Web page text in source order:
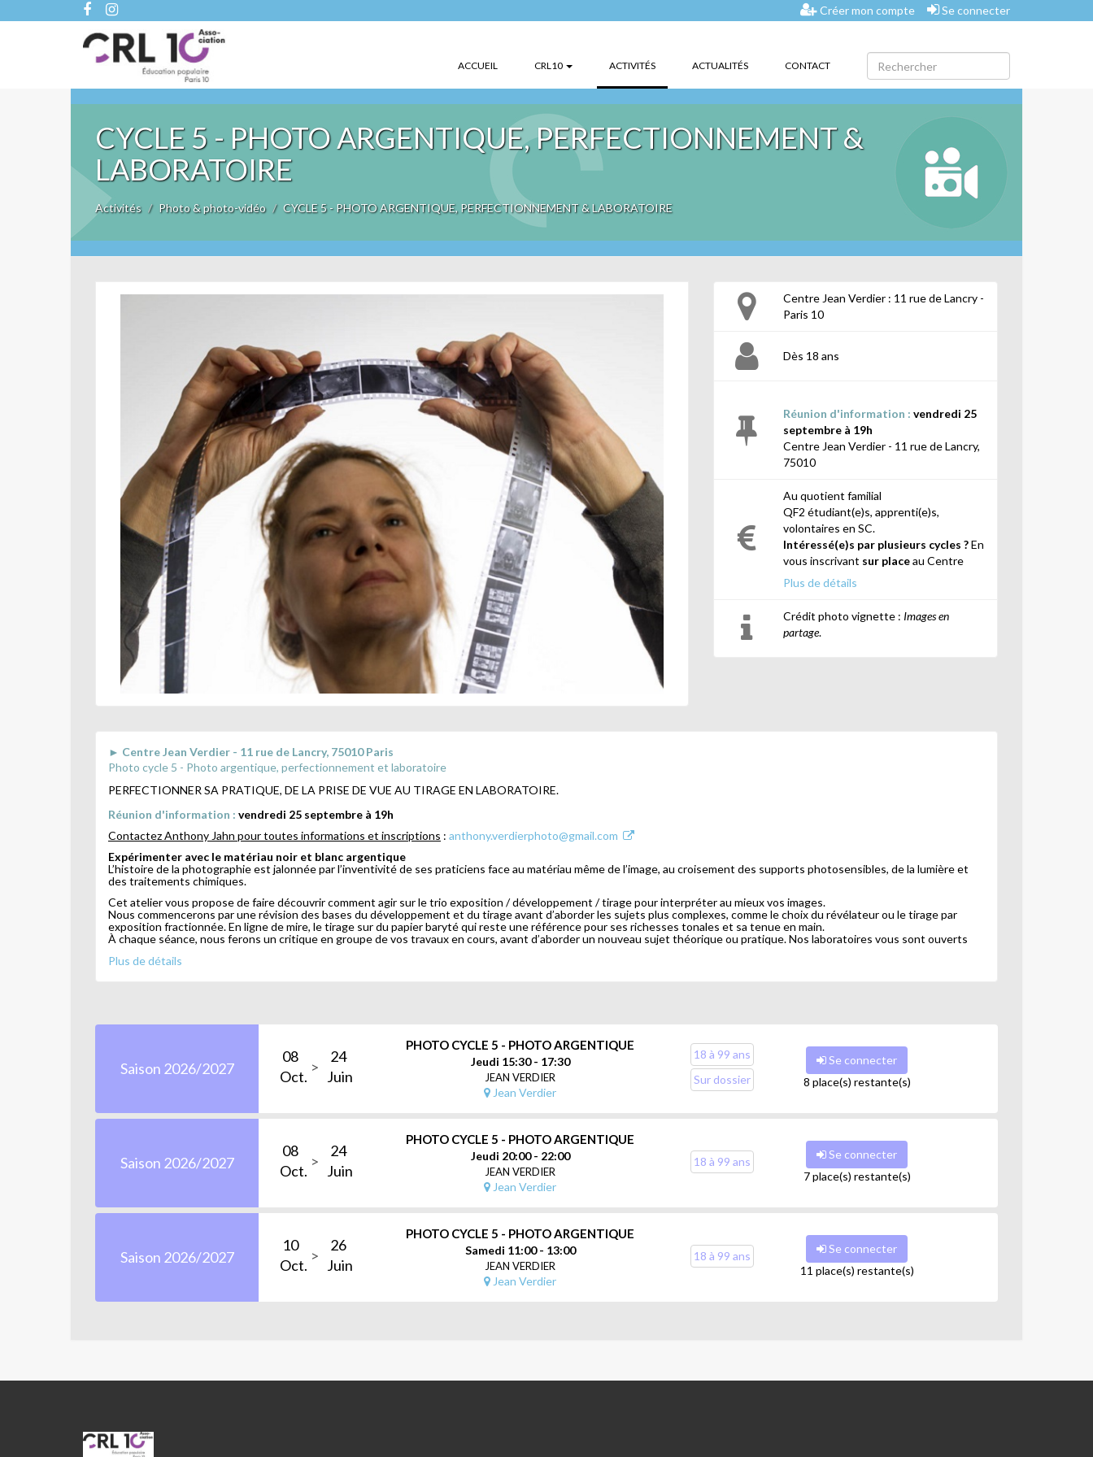
Créer mon compte Se connecter
ACCUEIL CRL10 ACTIVITÉS(CURRENT)ACTUALITÉS CONTACT
CYCLE 5 - PHOTO ARGENTIQUE, PERFECTIONNEMENT &
LABORATOIRE
Activités Photo & photo-vidéo CYCLE 5 - PHOTO ARGENTIQUE, PERFECTIONNEMENT & LABORATOIRE
Centre Jean Verdier : 11 rue de Lancry -
Paris 10
Dès 18 ans
Réunion d'information : vendredi 25
septembre à 19h
Centre Jean Verdier - 11 rue de Lancry,
75010
Au quotient familial
QF2 étudiant(e)s, apprenti(e)s,
volontaires en SC.
Intéressé(e)s par plusieurs cycles ?En
vous inscrivant sur placeau Centre
Jean Verdier, vous bénéficiez d'une
vous choisissez au moins
une même année scolaire) lors de votre
inscription.
Plus de détails
Crédit photo vignette : Images en
partage.
► Centre Jean Verdier - 11 rue de Lancry, 75010 Paris
Photo cycle 5 - Photo argentique, perfectionnement et laboratoire
PERFECTIONNER SA PRATIQUE, DE LA PRISE DE VUE AU TIRAGE EN LABORATOIRE.
Réunion d'information : vendredi 25 septembre à 19h
Contactez Anthony Jahn pour toutes informations et inscriptions : anthony.verdierphoto@gmail.com
Expérimenter avec le matériau noir et blanc argentique
L’histoire de la photographie est jalonnée par l’inventivité de ses praticiens face au matériau même de l’image, au croisement des supports photosensibles, de la lumière et
des traitements chimiques.
Cet atelier vous propose de faire découvrir comment agir sur le trio exposition / développement / tirage pour interpréter au mieux vos images.
Nous commencerons par une révision des bases du développement et du tirage avant d’aborder les sujets plus complexes, comme le choix du révélateur ou le tirage par
exposition fractionnée. En ligne de mire, le tirage sur du papier baryté qui reste une référence pour ses richesses tonales et sa tenue en main.
À chaque séance, nous ferons un critique en groupe de vos travaux en cours, avant d’aborder un nouveau sujet théorique ou pratique. Nos laboratoires vous sont ouverts
Exposer pour garder le détail dans les basses lumières
Choisir le révélateur le mieux adapté
Connaître les particularités des différents types d’agrandisseurs
Ajuster finement le rendu par l’exposition fractionnée ou du pré-voilage.
Modifier la tonalité du tirage avec le choix du révélateur du papier ou par virage
Nos labos et vos appareils
Plus de détails
Saison 2026/2027
08
Oct.
24
Juin
PHOTO CYCLE 5 - PHOTO ARGENTIQUE
Jeudi 15:30 - 17:30
JEAN VERDIER
Jean Verdier
18 à 99 ans
Sur dossier
Se connecter
8 place(s) restante(s)
Saison 2026/2027
08
Oct.
24
Juin
PHOTO CYCLE 5 - PHOTO ARGENTIQUE
Jeudi 20:00 - 22:00
JEAN VERDIER
Jean Verdier
18 à 99 ans
Se connecter
7 place(s) restante(s)
Saison 2026/2027
10
Oct.
26
Juin
PHOTO CYCLE 5 - PHOTO ARGENTIQUE
Samedi 11:00 - 13:00
JEAN VERDIER
Jean Verdier
18 à 99 ans
Se connecter
11 place(s) restante(s)
CRL10